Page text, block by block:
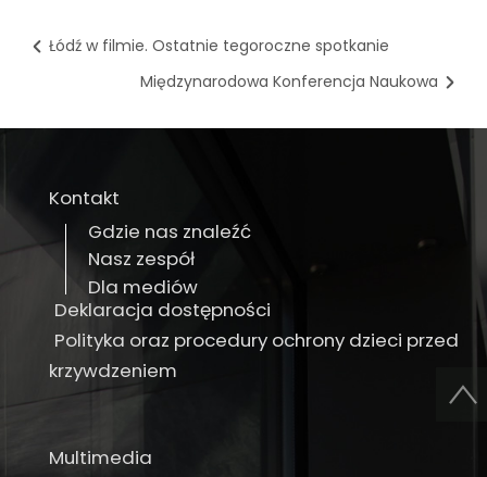
Łódź w filmie. Ostatnie tegoroczne spotkanie
Międzynarodowa Konferencja Naukowa
Kontakt
Gdzie nas znaleźć
Nasz zespół
Dla mediów
Deklaracja dostępności
Polityka oraz procedury ochrony dzieci przed
krzywdzeniem
Multimedia